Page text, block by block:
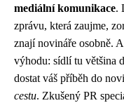
mediální komunikace.
zprávu, která zaujme,
znají novináře osobně.
výhodu: sídlí tu většina
dostat váš příběh do
cestu. Zkušený PR